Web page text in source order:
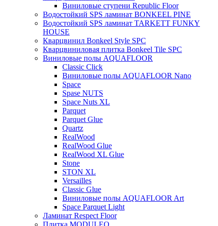
Виниловые ступени Republic Floor
Водостойкий SPS ламинат BONKEEL PINE
Водостойкий SPS ламинат TARKETT FUNKY
HOUSE
Кварцвинил Bonkeel Style SPC
Кварцвиниловая плитка Bonkeel Tile SPC
Виниловые полы AQUAFLOOR
Classic Click
Виниловые полы AQUAFLOOR Nano
Space
Spase NUTS
Space Nuts XL
Parquet
Parquet Glue
Quartz
RealWood
RealWood Glue
RealWood XL Glue
Stone
STON XL
Versailles
Classic Glue
Виниловые полы AQUAFLOOR Art
Space Parquet Light
Ламинат Respect Floor
Плитка MODULEO